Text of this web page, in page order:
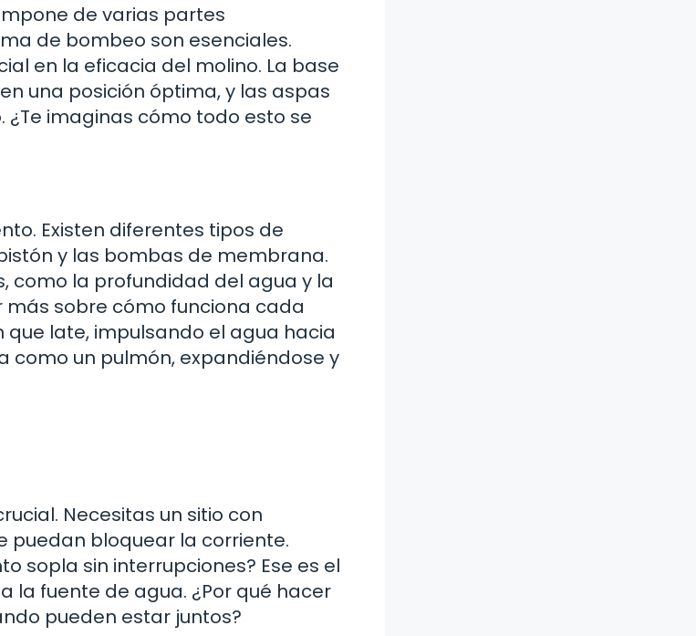
de varias partes
de bombeo son esenciales.
en la eficacia del molino. La base
una posición óptima, y las aspas
imaginas cómo todo esto se
Existen diferentes tipos de
y las bombas de membrana.
como la profundidad del agua y la
sobre cómo funciona cada
late, impulsando el agua hacia
un pulmón, expandiéndose y
Necesitas un sitio con
puedan bloquear la corriente.
sopla sin interrupciones? Ese es el
la fuente de agua. ¿Por qué hacer
pueden estar juntos?